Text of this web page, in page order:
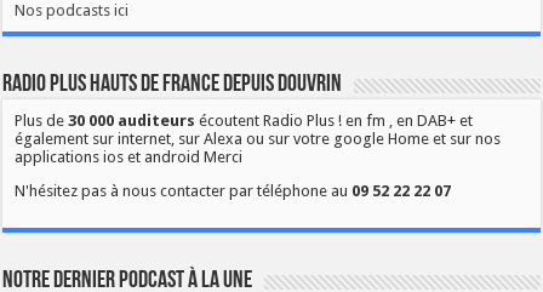
Nos podcasts ici
Radio Plus Hauts de France depuis Douvrin
Plus de30 000 auditeurs écoutent Radio Plus ! en fm , en DAB+ et
également sur internet, sur Alexa ou sur votre google Home et sur nos
applications ios et android Merci
N'hésitez pas à nous contacter par téléphone au 09 52 22 22 07
Notre dernier podcast à la une